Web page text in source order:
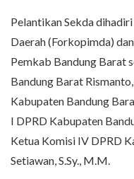
Pelantikan Sekda
Daerah (Forkopimda)
Pemkab Bandung Barat
Bandung Barat
Kabupaten Bandung
I DPRD Kabupaten
Ketua Komisi IV DPRD
Setiawan, S.Sy., M.M.